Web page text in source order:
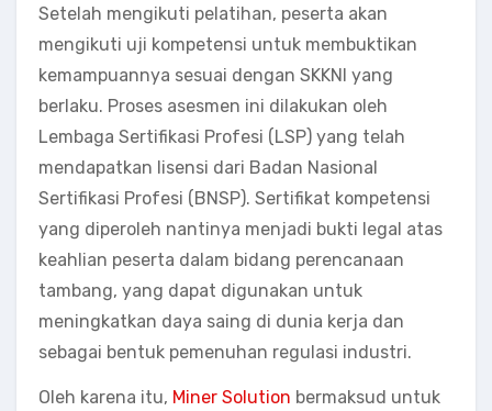
Setelah mengikuti pelatihan, peserta akan
mengikuti uji kompetensi untuk membuktikan
kemampuannya sesuai dengan SKKNI yang
berlaku. Proses asesmen ini dilakukan oleh
Lembaga Sertifikasi Profesi (LSP) yang telah
mendapatkan lisensi dari Badan Nasional
Sertifikasi Profesi (BNSP). Sertifikat kompetensi
yang diperoleh nantinya menjadi bukti legal atas
keahlian peserta dalam bidang perencanaan
tambang, yang dapat digunakan untuk
meningkatkan daya saing di dunia kerja dan
sebagai bentuk pemenuhan regulasi industri.
Oleh karena itu, Miner Solution bermaksud untuk